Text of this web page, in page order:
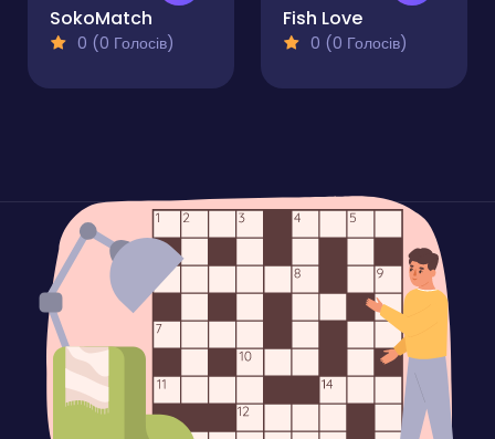
SokoMatch
0 (0 Голосів)
Fish Love
0 (0 Голосів)